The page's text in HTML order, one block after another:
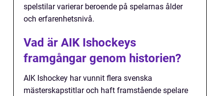
spelstilar varierar beroende på spelarnas ålder
och erfarenhetsnivå.
Vad är AIK Ishockeys
framgångar genom historien?
AIK Ishockey har vunnit flera svenska
mästerskapstitlar och haft framstående spelare